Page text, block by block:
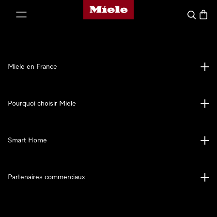
Page d'accueil Miele
Search
Miele en France
Pourquoi choisir Miele
Smart Home
Partenaires commerciaux